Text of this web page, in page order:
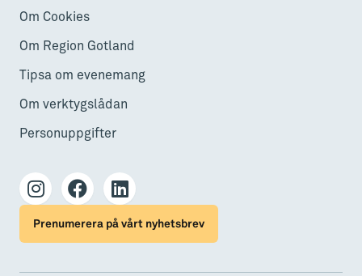
Om Cookies
Om Region Gotland
Tipsa om evenemang
Om verktygslådan
Personuppgifter
Prenumerera på vårt nyhetsbrev